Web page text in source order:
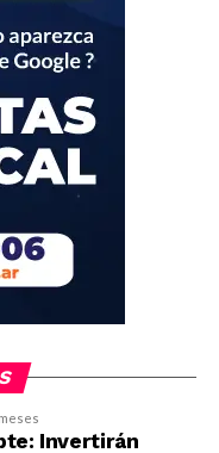
Invertirán